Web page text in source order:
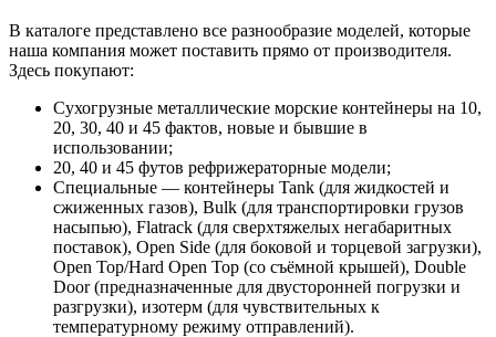
В каталоге представлено все разнообразие моделей, которые
наша компания может поставить прямо от производителя.
Здесь покупают:
Сухогрузные металлические морские контейнеры на 10,
20, 30, 40 и 45 фактов, новые и бывшие в
использовании;
20, 40 и 45 футов рефрижераторные модели;
Специальные — контейнеры Tank (для жидкостей и
сжиженных газов), Bulk (для транспортировки грузов
насыпью), Flatrack (для сверхтяжелых негабаритных
поставок), Open Side (для боковой и торцевой загрузки),
Open Top/Hard Open Top (со съёмной крышей), Double
Door (предназначенные для двусторонней погрузки и
разгрузки), изотерм (для чувствительных к
температурному режиму отправлений).